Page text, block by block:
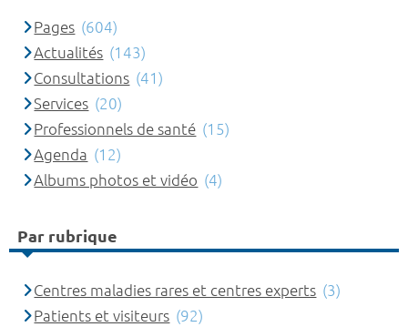
Pages (604)
Actualités (143)
Consultations (41)
Services (20)
Professionnels de santé (15)
Agenda (12)
Albums photos et vidéo (4)
Par rubrique
Centres maladies rares et centres experts (3)
Patients et visiteurs (92)